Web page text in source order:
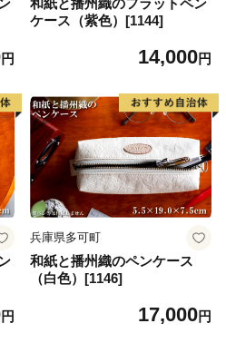
円
和紙と播州織のフラットペン
ケース（紫色）[1144]
14,000円
円
兵庫県多可町
和紙と播州織のペンケース
（白色）[1146]
17,000円